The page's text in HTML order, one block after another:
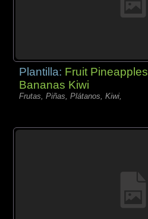
Plantilla: Fruit Pineapples
Bananas Kiwi
Frutas, Piñas, Plátanos, Kiwi,